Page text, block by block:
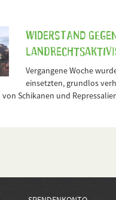
Widerstand
Vergangene Woche
einsetzten, grundlos
Schikanen und